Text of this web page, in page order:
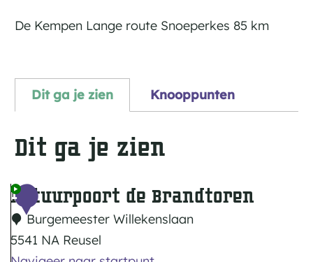
De Kempen Lange route Snoeperkes 85 km
Dit ga je zien Knooppunten
Dit ga je zien
1
Natuurpoort de Brandtoren
Burgemeester Willekenslaan
5541 NA Reusel